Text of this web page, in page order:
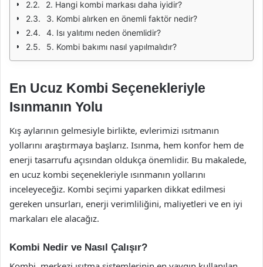
2. Hangi kombi markası daha iyidir?
3. Kombi alırken en önemli faktör nedir?
4. Isı yalıtımı neden önemlidir?
5. Kombi bakımı nasıl yapılmalıdır?
En Ucuz Kombi Seçenekleriyle
Isınmanın Yolu
Kış aylarının gelmesiyle birlikte, evlerimizi ısıtmanın
yollarını araştırmaya başlarız. Isınma, hem konfor hem de
enerji tasarrufu açısından oldukça önemlidir. Bu makalede,
en ucuz kombi seçenekleriyle ısınmanın yollarını
inceleyeceğiz. Kombi seçimi yaparken dikkat edilmesi
gereken unsurları, enerji verimliliğini, maliyetleri ve en iyi
markaları ele alacağız.
Kombi Nedir ve Nasıl Çalışır?